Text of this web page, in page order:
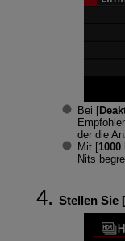
Bei [
der die
Mit [1000
Nits
Stellen Sie [